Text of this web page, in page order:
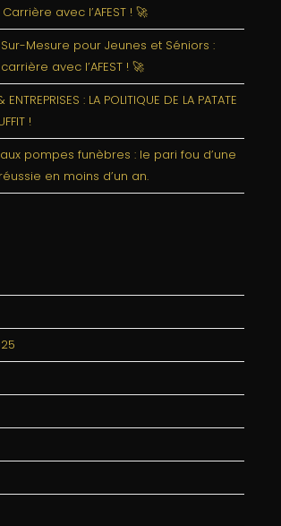
avec l’AFEST ! 🚀
Mesure pour Jeunes et Séniors :
avec l’AFEST ! 🚀
: LA POLITIQUE DE LA PATATE
!
pompes funèbres : le pari fou d’une
en moins d’un an.